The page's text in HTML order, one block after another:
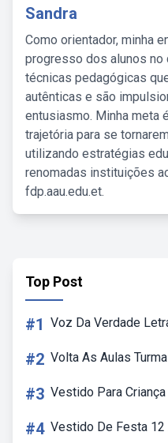
Sandra
Como orientador, minha
progresso dos alunos no
técnicas pedagógicas
autênticas e são
entusiasmo. Minha meta
trajetória para se
utilizando estratégias
renomadas instituições
fdp.aau.edu.et.
Top Post
#1 Voz Da Verdade
#2 Volta As Aulas
#3 Vestido Para
#4 Vestido De Festa 12